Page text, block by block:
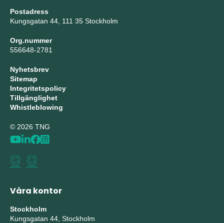
Postadress
Kungsgatan 44, 111 35 Stockholm
Org.nummer
556648-2781
Nyhetsbrev
Sitemap
Integritetspolicy
Tillgänglighet
Whistleblowing
© 2026 TNG
Våra kontor
Stockholm
Kungsgatan 44, Stockholm